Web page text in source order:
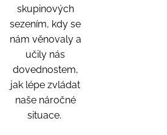
skupinových
sezením, kdy se
nám věnovaly a
učily nás
dovednostem,
jak lépe zvládat
naše náročné
situace.